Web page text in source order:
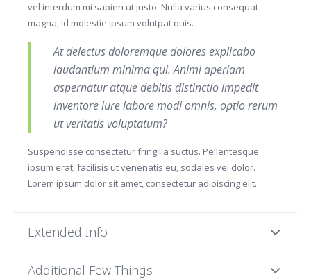
vel interdum mi sapien ut justo. Nulla varius consequat
magna, id molestie ipsum volutpat quis.
At delectus doloremque dolores explicabo
laudantium minima qui. Animi aperiam
aspernatur atque debitis distinctio impedit
inventore iure labore modi omnis, optio rerum
ut veritatis voluptatum?
Suspendisse consectetur fringilla suctus. Pellentesque
ipsum erat, facilisis ut venenatis eu, sodales vel dolor.
Lorem ipsum dolor sit amet, consectetur adipiscing elit.
Extended Info
Additional Few Things